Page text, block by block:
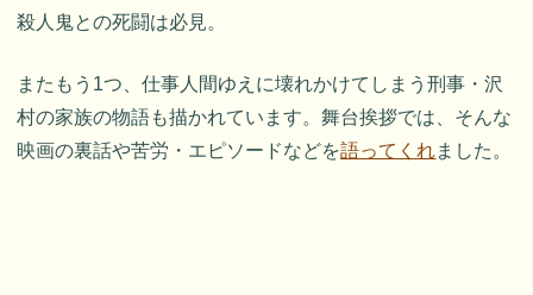
殺人鬼との死闘は必見。
またもう1つ、仕事人間ゆえに壊れかけてしまう刑事・沢
村の家族の物語も描かれています。舞台挨拶では、そんな
映画の裏話や苦労・エピソードなどを語ってくれました。